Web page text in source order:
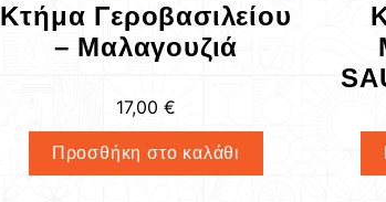
Κτήμα Γεροβασιλείου
– Μαλαγουζιά
17,00 €
Προσθήκη στο καλάθι